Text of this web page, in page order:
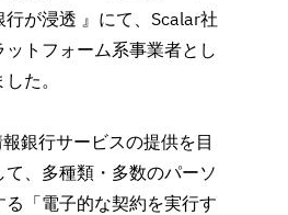
が浸透 』にて、Scalar社
トフォーム系事業者とし
た。
銀行サービスの提供を目
、多種類・多数のパーソ
「電子的な契約を実行す